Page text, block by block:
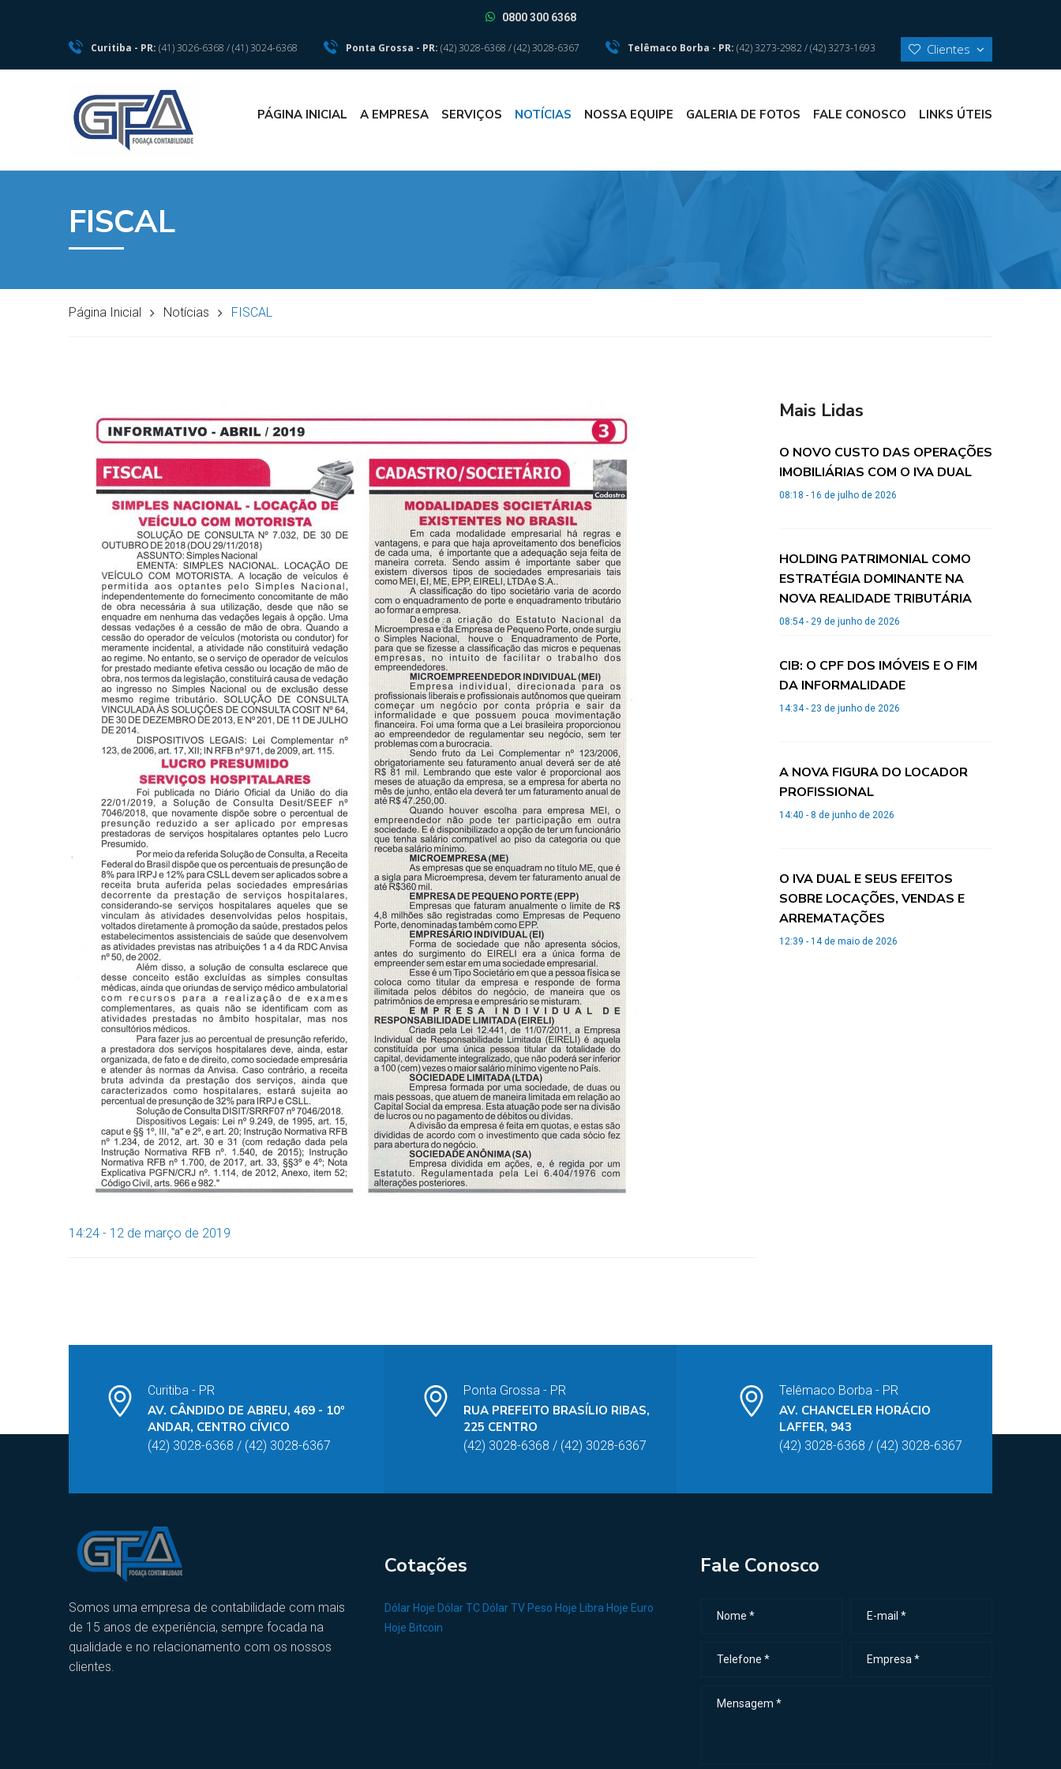
0800 300 6368
Curitiba - PR: (41) 3026-6368 / (41) 3024-6368 Ponta Grossa - PR: (42) 3028-6368 / (42) 3028-6367 Telêmaco Borba - PR: (42) 3273-2982 / (42) 3273-1693 Clientes
PÁGINA INICIAL A EMPRESA SERVIÇOS NOTÍCIAS NOSSA EQUIPE GALERIA DE FOTOS FALE CONOSCO LINKS ÚTEIS
FISCAL
Página Inicial Notícias FISCAL
14:24 - 12 de março de 2019
Mais Lidas
O NOVO CUSTO DAS OPERAÇÕES
IMOBILIÁRIAS COM O IVA DUAL
08:18 - 16 de julho de 2026
HOLDING PATRIMONIAL COMO
ESTRATÉGIA DOMINANTE NA
NOVA REALIDADE TRIBUTÁRIA
08:54 - 29 de junho de 2026
CIB: O CPF DOS IMÓVEIS E O FIM
DA INFORMALIDADE
14:34 - 23 de junho de 2026
A NOVA FIGURA DO LOCADOR
PROFISSIONAL
14:40 - 8 de junho de 2026
O IVA DUAL E SEUS EFEITOS
SOBRE LOCAÇÕES, VENDAS E
ARREMATAÇÕES
12:39 - 14 de maio de 2026
Curitiba - PR
AV. CÂNDIDO DE ABREU, 469 - 10º
ANDAR, CENTRO CÍVICO
(42) 3028-6368 / (42) 3028-6367
Ponta Grossa - PR
RUA PREFEITO BRASÍLIO RIBAS,
225 CENTRO
(42) 3028-6368 / (42) 3028-6367
Telêmaco Borba - PR
AV. CHANCELER HORÁCIO
LAFFER, 943
(42) 3028-6368 / (42) 3028-6367
Somos uma empresa de contabilidade com mais
de 15 anos de experiência, sempre focada na
qualidade e no relacionamento com os nossos
clientes.
Cotações
Dólar Hoje Dólar TC Dólar TV Peso Hoje Libra Hoje Euro
Hoje Bitcoin
Fale Conosco